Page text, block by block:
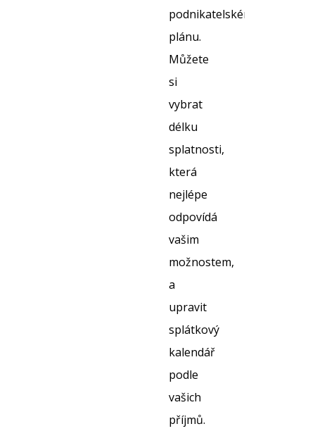
podnikatelskému
plánu.
Můžete
si
vybrat
délku
splatnosti,
která
nejlépe
odpovídá
vašim
možnostem,
a
upravit
splátkový
kalendář
podle
vašich
příjmů.